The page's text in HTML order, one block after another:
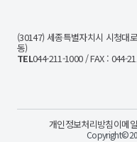
문
사
회
연
(30147) 세종특별자치시 시청대
동)
TEL044-211-1000 / FAX : 044-
개인정보처리방침이메